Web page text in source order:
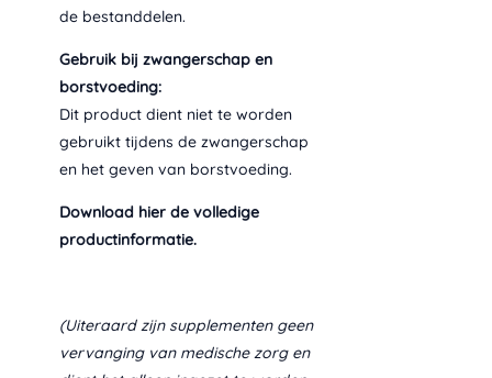
de bestanddelen.
Gebruik bij zwangerschap en
borstvoeding:
Dit product dient niet te worden
gebruikt tijdens de zwangerschap
en het geven van borstvoeding.
Download hierde volledige
productinformatie.
(Uiteraard zijn supplementen geen
vervanging van medische zorg en